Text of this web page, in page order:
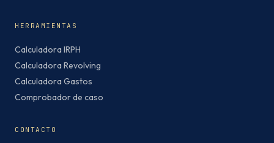
HERRAMIENTAS
Calculadora IRPH
Calculadora Revolving
Calculadora Gastos
Comprobador de caso
CONTACTO